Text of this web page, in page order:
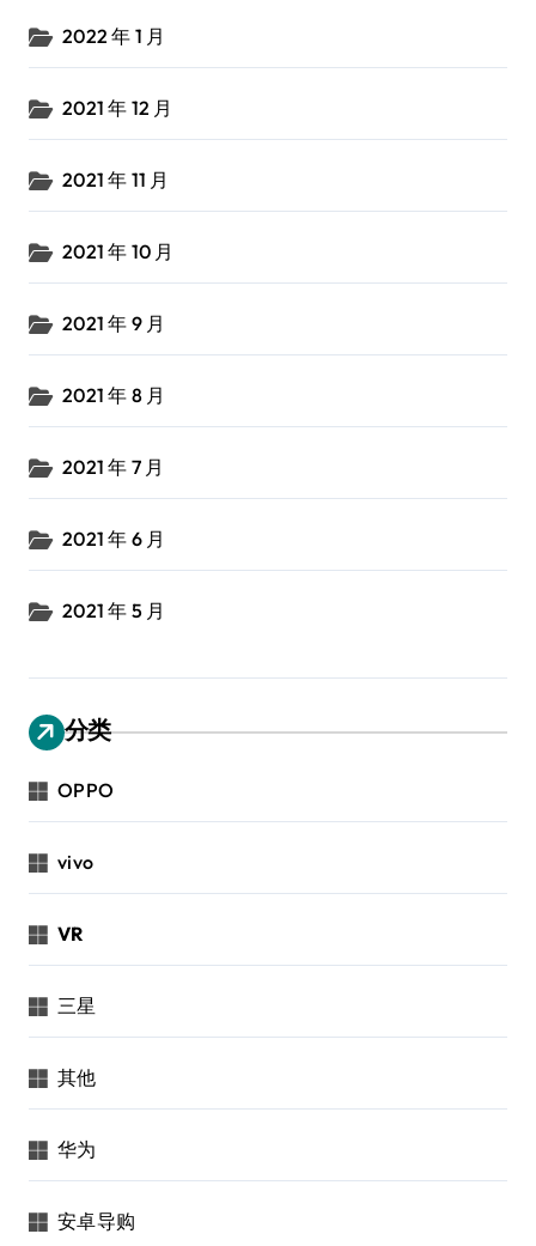
2022 年 1 月
2021 年 12 月
2021 年 11 月
2021 年 10 月
2021 年 9 月
2021 年 8 月
2021 年 7 月
2021 年 6 月
2021 年 5 月
分类
OPPO
vivo
VR
三星
其他
华为
安卓导购